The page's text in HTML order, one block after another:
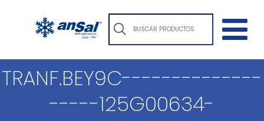
TRANF.BEY9C--------------
-----125G00634-